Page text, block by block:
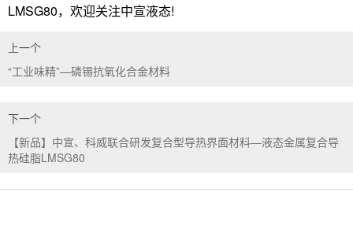
LMSG80，欢迎关注中宣液态!
上一个
“工业味精”—磷锡抗氧化合金材料
下一个
【新品】中宣、科威联合研发复合型导热界面材料—液态金属复合导
热硅脂LMSG80